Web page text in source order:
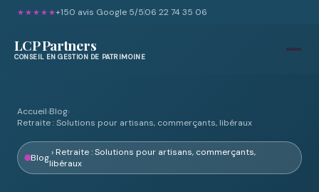
★★★★★+150 avis Google 5/506 22 74 35 06
LCP Partners
CONSEIL EN GESTION DE PATRIMOINE
Accueil›Blog›
Retraite : Solutions pour artisans, commerçants, libéraux
Blog › Retraite : Solutions pour artisans, commerçants,
libéraux